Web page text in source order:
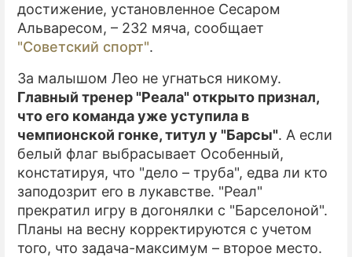
достижение, установленное Сесаром
Альваресом, – 232 мяча, сообщает
"Советский спорт".
За малышом Лео не угнаться никому.
Главный тренер "Реала" открыто признал,
что его команда уже уступила в
чемпионской гонке, титул у "Барсы". А если
белый флаг выбрасывает Особенный,
констатируя, что "дело – труба", едва ли кто
заподозрит его в лукавстве. "Реал"
прекратил игру в догонялки с "Барселоной".
Планы на весну корректируются с учетом
того, что задача-максимум – второе место.